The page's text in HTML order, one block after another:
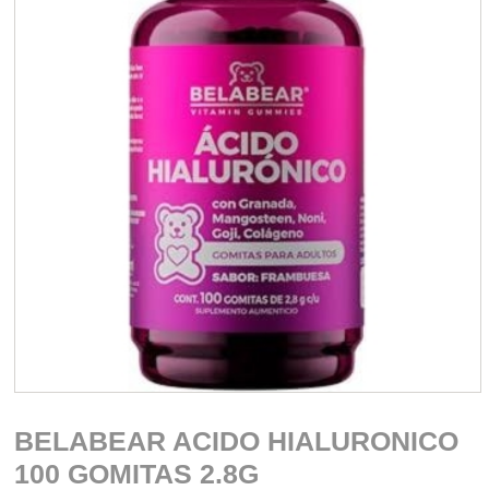
BELABEAR ACIDO HIALURONICO
100 GOMITAS 2.8G